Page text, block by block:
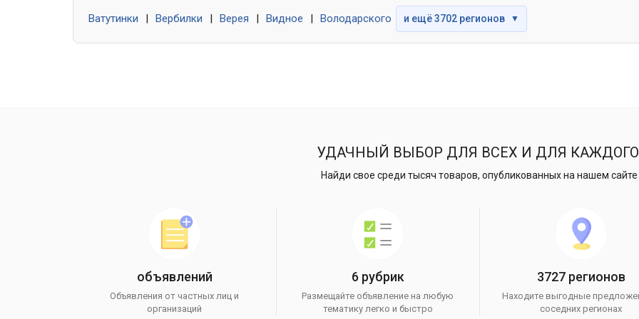
Ватутинки Вербилки Верея Видное Володарского и ещё 3702 регионов ▼
УДАЧНЫЙ ВЫБОР ДЛЯ ВСЕХ И ДЛЯ
Найди свое среди тысяч товаров, опубликованных на нашем сайте
объявлений
Объявления от частных лиц и
организаций
6 рубрик
Размещайте объявление на любую
тематику легко и быстро
3727 регионов
Находите выгодные
соседних регионах